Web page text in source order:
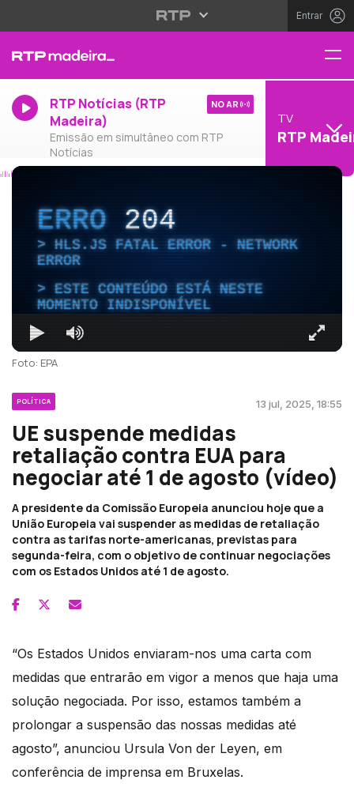
Entrar
RTP Notícias (RTP
Madeira)
Emissão em simultâneo com RTP
Notícias
NO AR
TV
RTP
ERRO204
HLS.JS FATAL ERROR - NETWORK
ERROR
ESTE CONTEÚDO ESTÁ NESTE
MOMENTO INDISPONÍVEL
Foto: EPA
POLÍTICA 13 jul, 2025, 18:55
UE suspende medidas
retaliação contra EUA para
negociar até 1 de agosto (vídeo)
A presidente da Comissão Europeia anunciou hoje que a
União Europeia vai suspender as medidas de retaliação
contra as tarifas norte-americanas, previstas para
segunda-feira, com o objetivo de continuar negociações
com os Estados Unidos até 1 de agosto.
“Os Estados Unidos enviaram-nos uma carta com
medidas que entrarão em vigor a menos que haja uma
solução negociada. Por isso, estamos também a
prolongar a suspensão das nossas medidas até
agosto”, anunciou Ursula Von der Leyen, em
conferência de imprensa em Bruxelas.